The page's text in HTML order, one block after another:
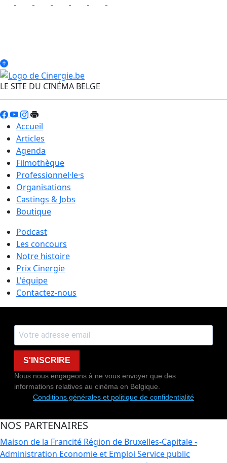
LE SITE DU CINÉMA BELGE
Accueil
Articles
Agenda
Filmothèque
Professionnel·le·s
Organisations
Castings & Jobs
Boutique
Podcast
Les concours
Notre histoire
Prix Cinergie
L'équipe
Contactez-nous
S'INSCRIRE
Nous nous engageons à ne vous envoyer que des
informations relatives au cinéma en Belgique.
Conditions générales et politique de confidentialité
NOS PARTENAIRES
Maison de la Francité Région de Bruxelles-Capitale -
Administration Economie et Emploi Service public